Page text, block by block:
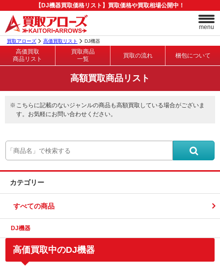
【DJ機器買取価格リスト】買取価格や買取相場公開中！
menu
買取アローズ 高価買取リスト DJ機器
高価買取
商品リスト
買取商品
一覧
買取の流れ 梱包について
高額買取商品リスト
こちらに記載のないジャンルの商品も高額買取している場合がございま
す。お気軽にお問い合わせください。
カテゴリー
すべての商品
DJ機器
高価買取中のDJ機器